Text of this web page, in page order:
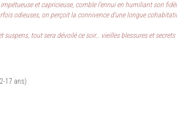
et capricieuse, comble l’ennui en humiliant son
odieuses, on perçoit la connivence d’une longue
tout sera dévoilé ce soir… vieilles blessures et
17 ans)